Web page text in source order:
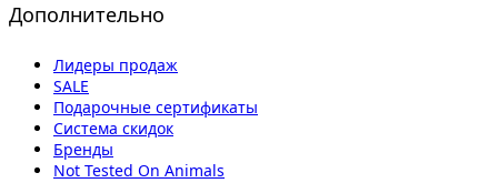
Дополнительно
Лидеры продаж
SALE
Подарочные сертификаты
Система скидок
Бренды
Not Tested On Animals